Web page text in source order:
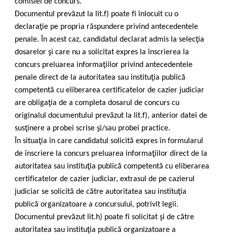
Documentul prevăzut la lit.f) poate fi înlocuit cu o
declaraţie pe propria răspundere privind antecedentele
penale. În acest caz, candidatul declarat admis la selecţia
dosarelor şi care nu a solicitat expres la înscrierea la
concurs preluarea informaţiilor privind antecedentele
penale direct de la autoritatea sau instituţia publică
competentă cu eliberarea certificatelor de cazier judiciar
are obligaţia de a completa dosarul de concurs cu
originalul documentului prevăzut la lit.f), anterior datei de
susţinere a probei scrise şi/sau probei practice.
În situaţia în care candidatul solicită expres în formularul
de înscriere la concurs preluarea informaţiilor direct de la
autoritatea sau instituţia publică competentă cu eliberarea
certificatelor de cazier judiciar, extrasul de pe cazierul
judiciar se solicită de către autoritatea sau instituţia
publică organizatoare a concursului, potrivit legii.
Documentul prevăzut lit.h) poate fi solicitat şi de către
autoritatea sau instituţia publică organizatoare a